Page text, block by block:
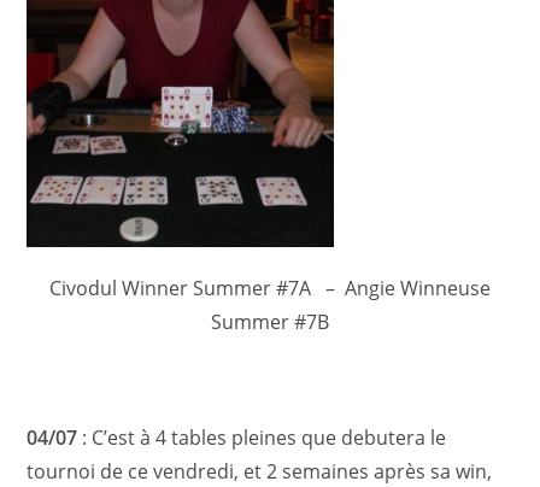
Civodul Winner Summer #7A – Angie Winneuse
Summer #7B
04/07 : C’est à 4 tables pleines que debutera le
tournoi de ce vendredi, et 2 semaines après sa win,